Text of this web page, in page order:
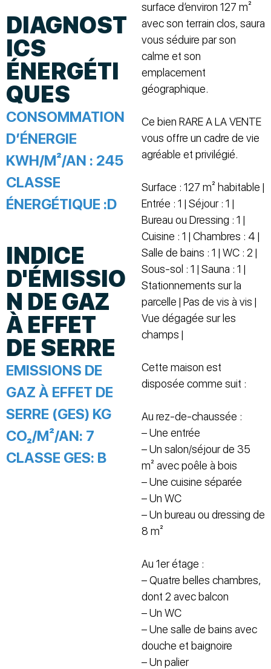
DIAGNOST
ICS
ÉNERGÉTI
QUES
CONSOMMATION
D’ÉNERGIE
KWH/M²/AN : 245
CLASSE
ÉNERGÉTIQUE :D
INDICE
D'ÉMISSIO
N DE GAZ
À EFFET
DE SERRE
EMISSIONS DE
GAZ À EFFET DE
SERRE (GES) KG
CO₂/M²/AN: 7
CLASSE GES: B
surface d’environ 127 m²
avec son terrain clos, saura
vous séduire par son
calme et son
emplacement
géographique.
Ce bien RARE A LA VENTE
vous offre un cadre de vie
agréable et privilégié.
Surface : 127 m² habitable |
Entrée : 1 | Séjour : 1 |
Bureau ou Dressing : 1 |
Cuisine : 1 | Chambres : 4 |
Salle de bains : 1 | WC : 2 |
Sous-sol : 1 | Sauna : 1 |
Stationnements sur la
parcelle | Pas de vis à vis |
Vue dégagée sur les
champs |
Cette maison est
disposée comme suit :
Au rez-de-chaussée :
– Une entrée
– Un salon/séjour de 35
m² avec poêle à bois
– Une cuisine séparée
– Un WC
– Un bureau ou dressing de
8 m²
Au 1er étage :
– Quatre belles chambres,
dont 2 avec balcon
– Un WC
– Une salle de bains avec
douche et baignoire
– Un palier